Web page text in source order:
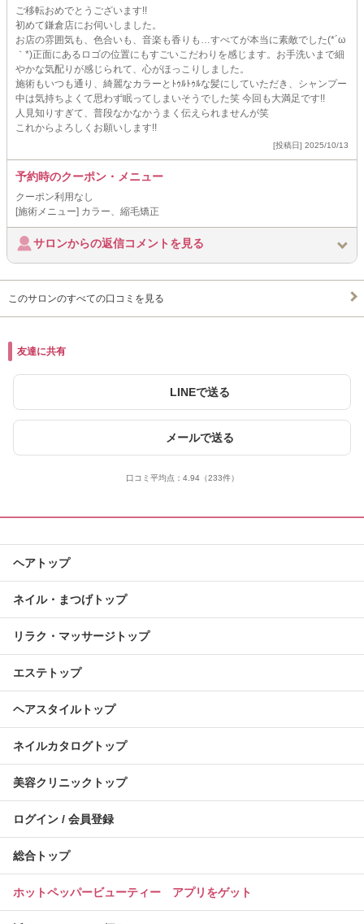
ご移転おめでとうございます!!
初めて鎌倉店にお伺いしました。
お店の雰囲気も、色合いも、音楽も香りも…すべてが本当に素敵でした(*´ω
｀*)正面にあるロゴの位置にもすごいこだわりを感じます。お手洗いまで細
やかな気配りが感じられて、心がほっこりしました。
施術もいつも通り、綺麗なカラーとﾄｩﾙﾄｩﾙな髪にしていただき、シャンプー
中は気持ちよくて思わず眠ってしまいそうでした笑 今回も大満足です!!
人見知りすぎて、普段なかなかうまく伝えられませんが笑
これからよろしくお願いします!!
[投稿日] 2025/10/13
予約時のクーポン・メニュー
クーポン利用なし
[施術メニュー] カラー、縮毛矯正
サロンからの返信コメントを見る
このサロンのすべての口コミを見る
友達に共有
LINEで送る
メールで送る
口コミ平均点： 4.94（233件）
ヘアトップ
ネイル・まつげトップ
リラク・マッサージトップ
エステトップ
ヘアスタイルトップ
ネイルカタログトップ
美容クリニックトップ
ログイン / 会員登録
総合トップ
ホットペッパービューティー アプリをゲット